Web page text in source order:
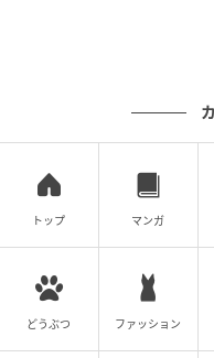
エキサイトニュース
トップ マンガ
どうぶつ ファッション